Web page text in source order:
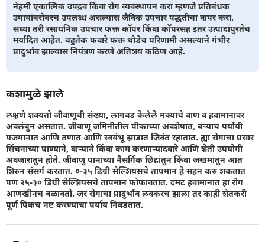
नेहमी एकात्मिक उपद्रव किंवा रोग व्यवस्थापन करा म्हणजे प्रतिबंधक
उपायांबरोबरच उपलब्ध असल्यास जैविक उपचार पद्धतीचा वापर करा.
सध्या तरी रसायनिक उपचार फक्त कॉपर किंवा कॉपरसह इतर उत्पादांपुरतेच
मर्यादित आहेत. बहुतेक फवारे फक्त थोडेच परिणामी असल्याने गंभीर
प्रादुर्भाव झाल्यास नियंत्रण करणे अतिशय कठिण आहे.
कशामुळे झाले
लक्षणे शक्यतो जीवाणूची संख्या, लागवड केलेले मक्याचे वाण व हवामानावर
अवलंबुन असतात. जीवाणू जमिनीतील पीकाच्या अवशेषात, बऱ्याच पर्यायी
यजमानात आणि तणात आणि स्वयंभू झाडात जिवंत रहातात. ह्या रोगाचा प्रसार
सिंचनाच्या पाण्याने, वार्‍याने किंवा काम करणार्‍यांदवारे आणि शेती उपयोगी
अवजारांतुन होते. जीवाणु पानांच्या नैसर्गिक छिद्रांतुन किंवा जखमांतुन आत
शिरुन संसर्ग करतात. ०-३५ डिग्री सेल्शियसचे तापमान हे सहन करु शकतात
पण २५-३० डिग्री सेल्शियसचे तापमान फोफावतात. दमट हवामानात हा रोग
आणखीनच बळावतो. जर रोगाचा प्रादुर्भाव लवकरच झाला तर काही शेतकरी
पूर्ण पिकच नष्ट करण्याचा पर्याय निवडतात.